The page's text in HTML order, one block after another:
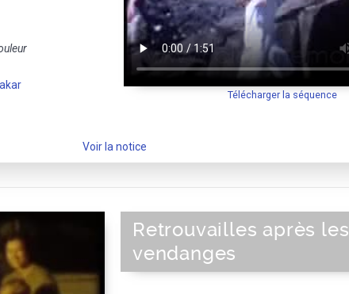
Télécharger la séquence
Voir la notice
Retrouvailles après les
vendanges